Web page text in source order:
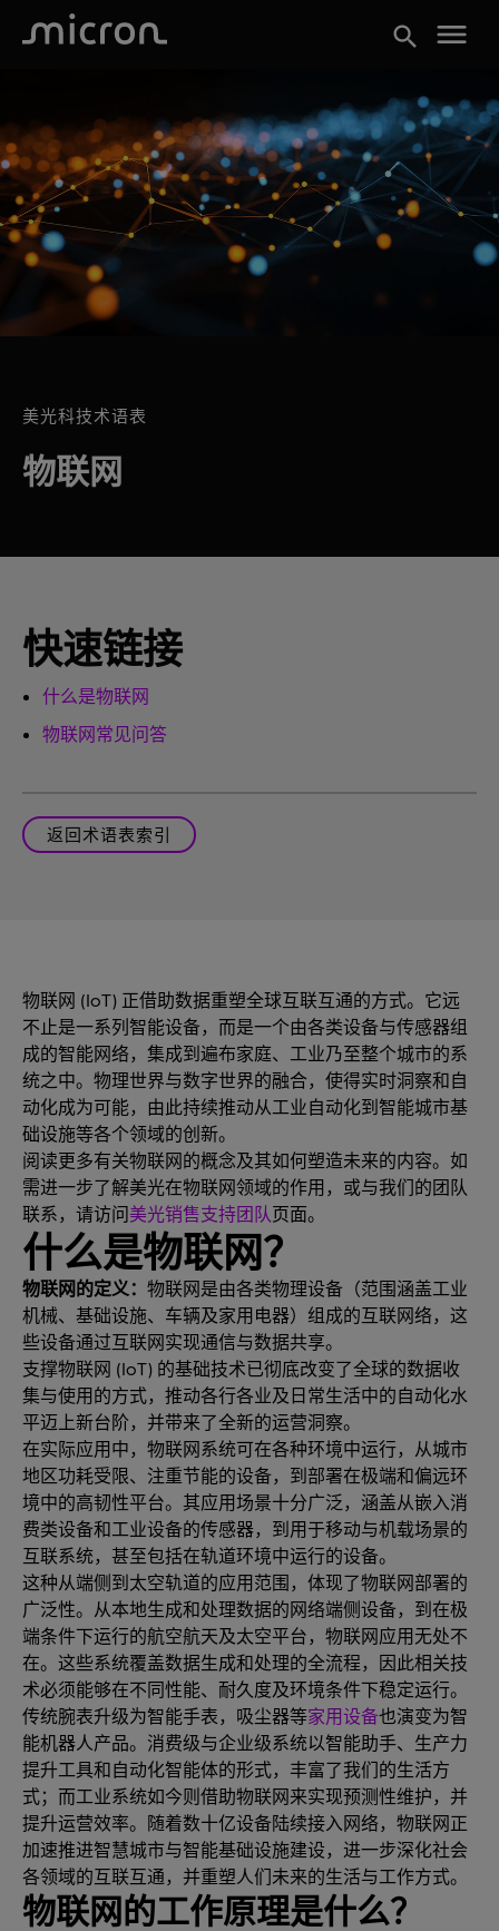
search menu
美光科技术语表
物联网
快速链接
什么是物联网
物联网常见问答
返回术语表索引
物联网 (IoT) 正借助数据重塑全球互联互通的方式。它远
不止是一系列智能设备，而是一个由各类设备与传感器组
成的智能网络，集成到遍布家庭、工业乃至整个城市的系
统之中。物理世界与数字世界的融合，使得实时洞察和自
动化成为可能，由此持续推动从工业自动化到智能城市基
础设施等各个领域的创新。
阅读更多有关物联网的概念及其如何塑造未来的内容。如
需进一步了解美光在物联网领域的作用，或与我们的团队
联系，请访问美光销售支持团队页面。
什么是物联网？
物联网的定义： 物联网是由各类物理设备（范围涵盖工业
机械、基础设施、车辆及家用电器）组成的互联网络，这
些设备通过互联网实现通信与数据共享。
支撑物联网 (IoT) 的基础技术已彻底改变了全球的数据收
集与使用的方式，推动各行各业及日常生活中的自动化水
平迈上新台阶，并带来了全新的运营洞察。
在实际应用中，物联网系统可在各种环境中运行，从城市
地区功耗受限、注重节能的设备，到部署在极端和偏远环
境中的高韧性平台。其应用场景十分广泛，涵盖从嵌入消
费类设备和工业设备的传感器，到用于移动与机载场景的
互联系统，甚至包括在轨道环境中运行的设备。
这种从端侧到太空轨道的应用范围，体现了物联网部署的
广泛性。从本地生成和处理数据的网络端侧设备，到在极
端条件下运行的航空航天及太空平台，物联网应用无处不
在。这些系统覆盖数据生成和处理的全流程，因此相关技
术必须能够在不同性能、耐久度及环境条件下稳定运行。
传统腕表升级为智能手表，吸尘器等家用设备也演变为智
能机器人产品。消费级与企业级系统以智能助手、生产力
提升工具和自动化智能体的形式，丰富了我们的生活方
式；而工业系统如今则借助物联网来实现预测性维护，并
提升运营效率。随着数十亿设备陆续接入网络，物联网正
加速推进智慧城市与智能基础设施建设，进一步深化社会
各领域的互联互通，并重塑人们未来的生活与工作方式。
物联网的工作原理是什么？